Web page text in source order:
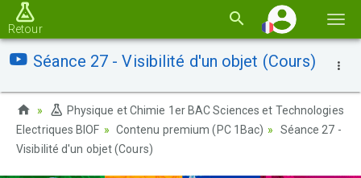
la
Retour
Séance 27 - Visibilité d'un objet (Cours)
Physique et Chimie 1er BAC Sciences et Technologies
Electriques BIOF
Contenu premium (PC 1Bac)
Séance 27 -
Visibilité d'un objet (Cours)